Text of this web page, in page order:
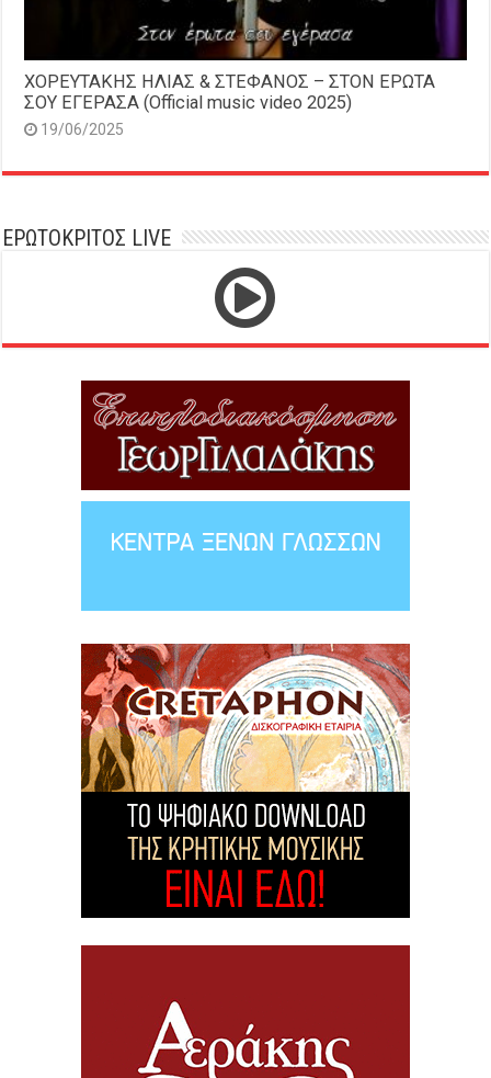
ΧΟΡΕΥΤΑΚΗΣ ΗΛΙΑΣ & ΣΤΕΦΑΝΟΣ – ΣΤΟΝ ΕΡΩΤΑ
ΣΟΥ ΕΓΕΡΑΣΑ (Official music video 2025)
19/06/2025
ΕΡΩΤΟΚΡΙΤΟΣ LIVE